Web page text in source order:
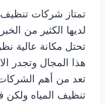
تمتاز شركات تنظيف
لديها الكثير من
هذا المجال وتجدر
تعد من أهم
تنظيف المياه ولكن